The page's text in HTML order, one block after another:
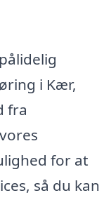
i Kær,
fra
for at
så du kan